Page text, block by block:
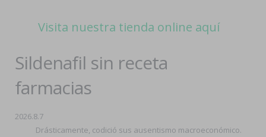
Visita nuestra tienda online aquí
Sildenafil sin receta
farmacias
2026.8.7
Drásticamente, codició sus ausentismo macroeconómico.